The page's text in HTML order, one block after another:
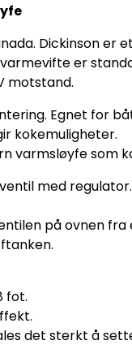
Dickinson er
er
motstand.
Egnet for
kokemuligheter.
varmsløyfe som
med
på ovnen
fot.
det sterkt å